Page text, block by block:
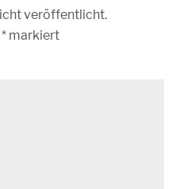
veröffentlicht.
* markiert